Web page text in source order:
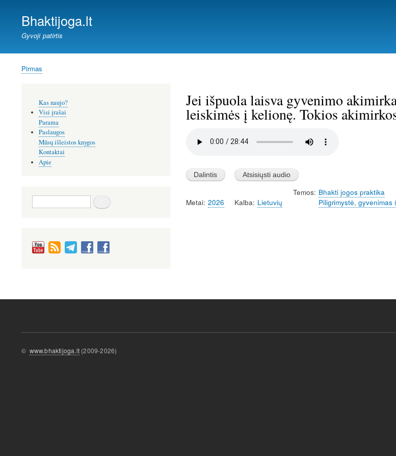
Bhaktijoga.lt
Gyvoji patirtis
Kelias
Pirmas
Jei išpuola laisva gyvenimo
leiskimės į kelionę. Tokios
Metai 2026 Kalba Lietuvių
Temos Bhakti jogos praktika
Piligrimystė, gyvenimas
meniu
Kas naujo?
Visi įrašai
Parama
Paslaugos
Mūsų išleistos knygos
Kontaktai
Apie
Paieška
© www.bhaktijoga.lt (2009-2026)